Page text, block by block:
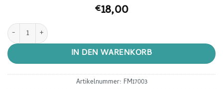
€18,00
Großes Federmäppchen "Blume" Schlamperl Menge
IN DEN WARENKORB
Artikelnummer: FM17003